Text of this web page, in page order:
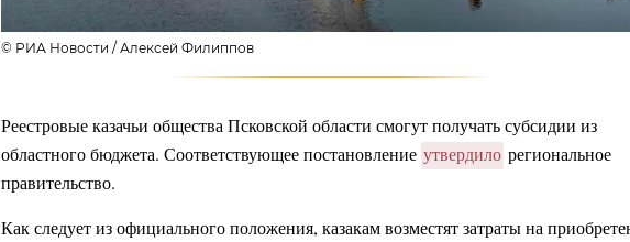
© РИА Новости / Алексей Филиппов
Реестровые казачьи общества Псковской области смогут получать субсидии из
областного бюджета. Соответствующее постановление утвердило региональное
правительство.
Как следует из официального положения, казакам возместят затраты на